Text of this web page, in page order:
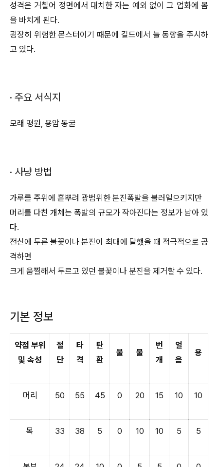
성격은 거칠어 정면에서 대치한 자는 예외 없이 그 업화에 몸
을 바치게 된다.
굉장히 위험한 몬스터이기 때문에 길드에서 늘 동향을 주시하
고 있다.
· 주요 서식지
모래 평원, 용암 동굴
· 사냥 방법
가루를 주위에 흩뿌려 광범위한 분진폭발을 불러일으키지만
머리를 다친 개체는 폭발의 규모가 작아진다는 정보가 남아 있
다.
전신에 두른 불꽃이나 분진이 최대에 달했을 때 적극적으로 공
격하면
크게 움찔해서 두르고 있던 불꽃이나 분진을 제거할 수 있다.
기본 정보
약점 부위
및 속성
절
단
타
격
탄
환
불 물
번
개
얼
음
용
머리 50 55 45 0 20 15 10 10
목 33 38 5 0 10 10 5 5